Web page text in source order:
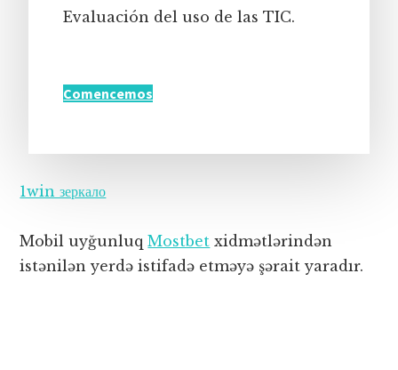
Evaluación del uso de las TIC.
Comencemos
1win зеркало
Mobil uyğunluqMostbet xidmətlərindən
istənilən yerdə istifadə etməyə şərait yaradır.